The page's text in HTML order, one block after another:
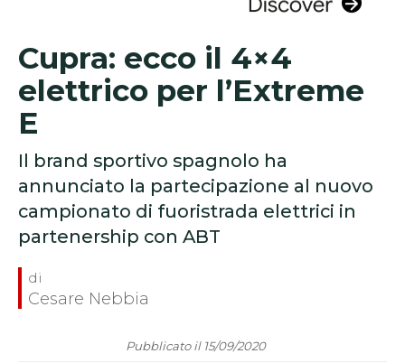
Cupra: ecco il 4×4
elettrico per l’Extreme
E
Il brand sportivo spagnolo ha
annunciato la partecipazione al nuovo
campionato di fuoristrada elettrici in
partenership con ABT
Cesare Nebbia
Pubblicato il 15/09/2020